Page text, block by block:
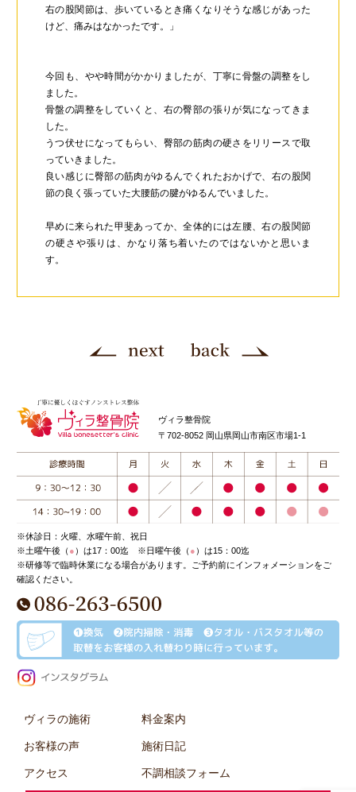
右の股関節は、歩いているとき痛くなりそうな感じがあった
けど、痛みはなかったです。」
今回も、やや時間がかかりましたが、丁寧に骨盤の調整をし
ました。
骨盤の調整をしていくと、右の臀部の張りが気になってきま
した。
うつ伏せになってもらい、臀部の筋肉の硬さをリリースで取
っていきました。
良い感じに臀部の筋肉がゆるんでくれたおかげで、右の股関
節の良く張っていた大腰筋の腱がゆるんでいました。
早めに来られた甲斐あってか、全体的には左腰、右の股関節
の硬さや張りは、かなり落ち着いたのではないかと思いま
す。
ヴィラ整骨院
〒702-8052 岡山県岡山市南区市場1-1
※休診日：火曜、水曜午前、祝日
※土曜午後（●）は17：00迄 ※日曜午後（●）は15：00迄
※研修等で臨時休業になる場合があります。ご予約前にインフォメーションをご
確認ください。
ヴィラの施術 料金案内
お客様の声 施術日記
アクセス 不調相談フォーム